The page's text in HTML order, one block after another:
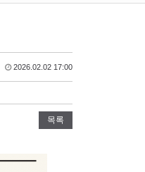
2026.02.02 17:00
목록